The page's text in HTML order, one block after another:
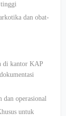
dan obat-
di kantor KAP
dan operasional
untuk